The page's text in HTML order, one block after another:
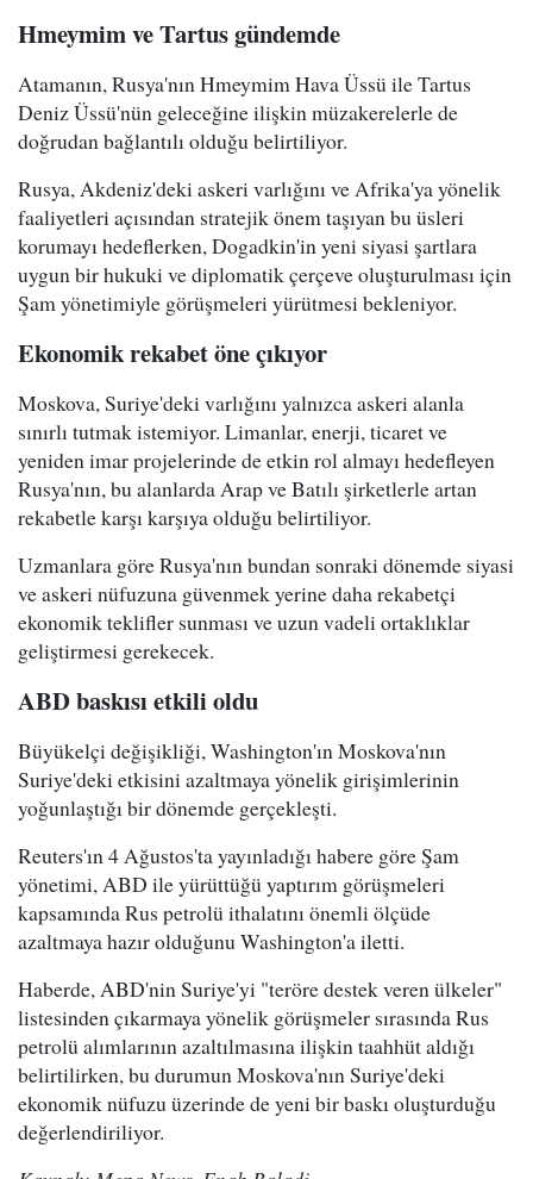
Hmeymim ve Tartus gündemde
Atamanın, Rusya'nın Hmeymim Hava Üssü ile Tartus
Deniz Üssü'nün geleceğine ilişkin müzakerelerle de
doğrudan bağlantılı olduğu belirtiliyor.
Rusya, Akdeniz'deki askeri varlığını ve Afrika'ya yönelik
faaliyetleri açısından stratejik önem taşıyan bu üsleri
korumayı hedeflerken, Dogadkin'in yeni siyasi şartlara
uygun bir hukuki ve diplomatik çerçeve oluşturulması için
Şam yönetimiyle görüşmeleri yürütmesi bekleniyor.
Ekonomik rekabet öne çıkıyor
Moskova, Suriye'deki varlığını yalnızca askeri alanla
sınırlı tutmak istemiyor. Limanlar, enerji, ticaret ve
yeniden imar projelerinde de etkin rol almayı hedefleyen
Rusya'nın, bu alanlarda Arap ve Batılı şirketlerle artan
rekabetle karşı karşıya olduğu belirtiliyor.
Uzmanlara göre Rusya'nın bundan sonraki dönemde siyasi
ve askeri nüfuzuna güvenmek yerine daha rekabetçi
ekonomik teklifler sunması ve uzun vadeli ortaklıklar
geliştirmesi gerekecek.
ABD baskısı etkili oldu
Büyükelçi değişikliği, Washington'ın Moskova'nın
Suriye'deki etkisini azaltmaya yönelik girişimlerinin
yoğunlaştığı bir dönemde gerçekleşti.
Reuters'ın 4 Ağustos'ta yayınladığı habere göre Şam
yönetimi, ABD ile yürüttüğü yaptırım görüşmeleri
kapsamında Rus petrolü ithalatını önemli ölçüde
azaltmaya hazır olduğunu Washington'a iletti.
Haberde, ABD'nin Suriye'yi "teröre destek veren ülkeler"
listesinden çıkarmaya yönelik görüşmeler sırasında Rus
petrolü alımlarının azaltılmasına ilişkin taahhüt aldığı
belirtilirken, bu durumun Moskova'nın Suriye'deki
ekonomik nüfuzu üzerinde de yeni bir baskı oluşturduğu
değerlendiriliyor.